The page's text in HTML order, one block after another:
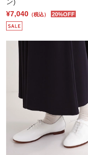
ン)
¥7,040 （税込） 20%OFF